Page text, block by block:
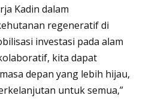
Kadin dalam
regeneratif di
investasi pada alam
kita dapat
depan yang lebih hijau,
untuk semua,”